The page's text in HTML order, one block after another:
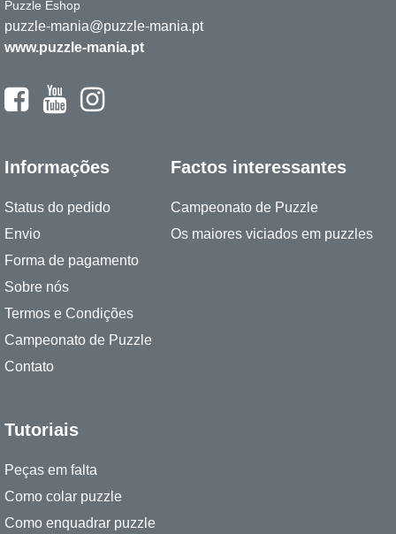
Puzzle Eshop
puzzle-mania@puzzle-mania.pt
www.puzzle-mania.pt
Informações
Status do pedido
Envio
Forma de pagamento
Sobre nós
Termos e Condições
Campeonato de Puzzle
Contato
Factos interessantes
Campeonato de Puzzle
Os maiores viciados em puzzles
Tutoriais
Peças em falta
Como colar puzzle
Como enquadrar puzzle